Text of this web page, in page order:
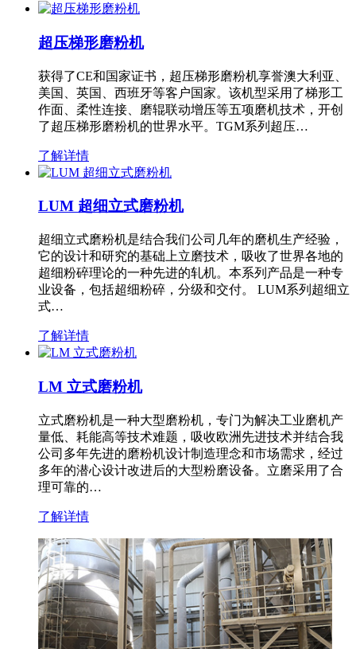
超压梯形磨粉机
获得了CE和国家证书，超压梯形磨粉机享誉澳大利亚、
美国、英国、西班牙等客户国家。该机型采用了梯形工
作面、柔性连接、磨辊联动增压等五项磨机技术，开创
了超压梯形磨粉机的世界水平。TGM系列超压…
了解详情
LUM 超细立式磨粉机
超细立式磨粉机是结合我们公司几年的磨机生产经验，
它的设计和研究的基础上立磨技术，吸收了世界各地的
超细粉碎理论的一种先进的轧机。本系列产品是一种专
业设备，包括超细粉碎，分级和交付。 LUM系列超细立
式…
了解详情
LM 立式磨粉机
立式磨粉机是一种大型磨粉机，专门为解决工业磨机产
量低、耗能高等技术难题，吸收欧洲先进技术并结合我
公司多年先进的磨粉机设计制造理念和市场需求，经过
多年的潜心设计改进后的大型粉磨设备。立磨采用了合
理可靠的…
了解详情